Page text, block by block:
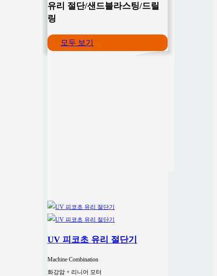
유리 절단/샌드블라스팅/드릴
링
모두 보기
UV 피코초 유리 절단기
Machine Combination
화강암 + 리니어 모터